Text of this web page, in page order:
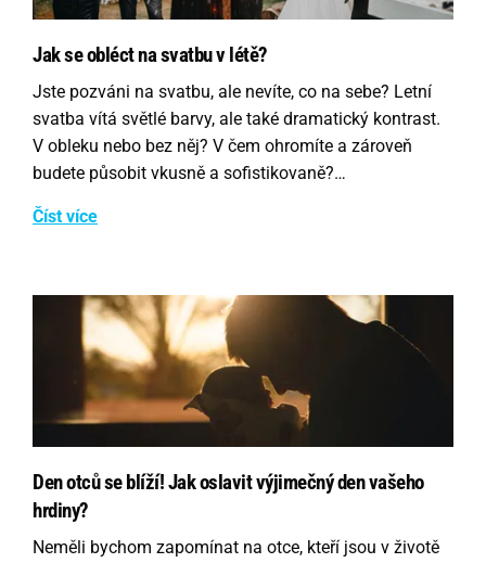
Jak se obléct na svatbu v létě?
Jste pozváni na svatbu, ale nevíte, co na sebe? Letní
svatba vítá světlé barvy, ale také dramatický kontrast.
V obleku nebo bez něj? V čem ohromíte a zároveň
budete působit vkusně a sofistikovaně?…
Číst více
Den otců se blíží! Jak oslavit výjimečný den vašeho
hrdiny?
Neměli bychom zapomínat na otce, kteří jsou v životě